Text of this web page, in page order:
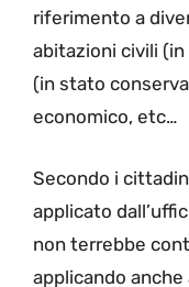
riferimento a
abitazioni civili
(in stato
economico, etc…
Secondo i
applicato
non terrebbe
applicando